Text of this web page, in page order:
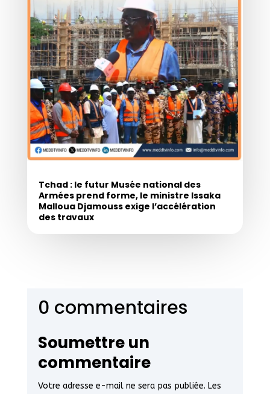
Tchad : le futur Musée national des
Armées prend forme, le ministre Issaka
Malloua Djamouss exige l’accélération
des travaux
0 commentaires
Soumettre un
commentaire
Votre adresse e-mail ne sera pas publiée. Les